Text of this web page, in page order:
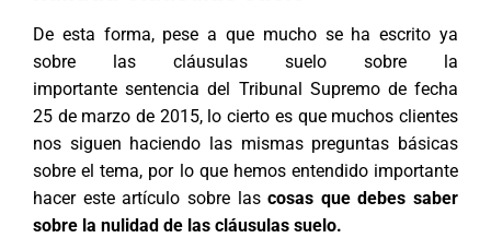
De esta forma, pese a que mucho se ha escrito ya
sobre las cláusulas suelo sobre la
importante sentencia del Tribunal Supremo de fecha
25 de marzo de 2015, lo cierto es que muchos clientes
nos siguen haciendo las mismas preguntas básicas
sobre el tema, por lo que hemos entendido importante
hacer este artículo sobre lascosas que debes saber
sobre la nulidad de las cláusulas suelo.